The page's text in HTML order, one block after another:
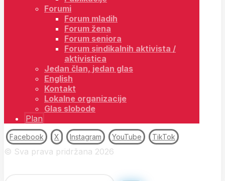
Forumi
Forum mladih
Forum žena
Forum seniora
Forum sindikalnih aktivista /
aktivistica
Jedan član, jedan glas
English
Kontakt
Lokalne organizacije
Glas slobode
Plan
Facebook X Instagram YouTube TikTok
© Sva prava pridržana 2026